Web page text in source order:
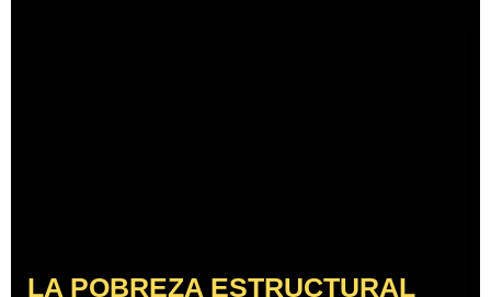
LA POBREZA ESTRUCTURAL